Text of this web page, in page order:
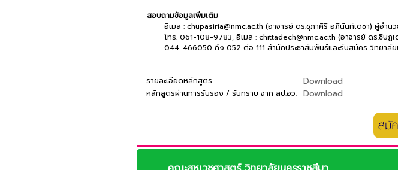
สอบถามข้อมูลเพิ่มเติม
อีเมล : chupasiria@nmc.ac.th (อาจารย์ ดร.ชุภาศิริ อภินันท์เดชา) ผู้อำน
โทร. 061-108-9783, อีเมล : chittadech@nmc.ac.th (อาจารย์ ดร.ชิษฏ
044-466050 ถึง 052 ต่อ 111 สำนักประชาสัมพันธ์และรับสมัคร วิทยาลัย
รายละเอียดหลักสูตร Download
หลักสูตรผ่านการรับรอง / รับทราบ จาก สป.อว. Download